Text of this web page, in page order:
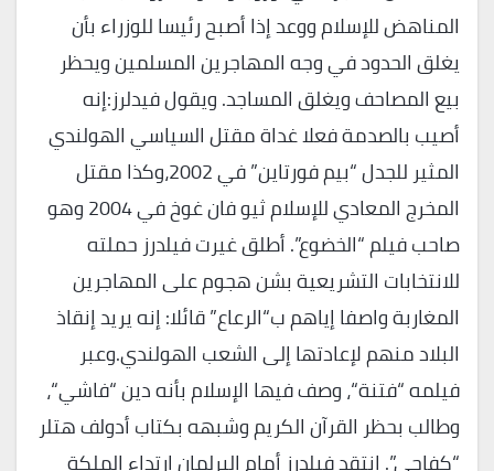
المناهض للإسلام ووعد إذا أصبح رئيسا للوزراء بأن
يغلق الحدود في وجه المهاجرين المسلمين ويحظر
بيع المصاحف ويغلق المساجد. ويقول فيدلرز:إنه
أصيب بالصدمة فعلا غداة مقتل السياسي الهولندي
المثير للجدل “بيم فورتاين” في 2002،وكذا مقتل
المخرج المعادي للإسلام ثيو فان غوخ في 2004 وهو
صاحب فيلم “الخضوع”. أطلق غيرت فيلدرز حملته
للانتخابات التشريعية بشن هجوم على المهاجرين
المغاربة واصفا إياهم ب“الرعاع” قائلا: إنه يريد إنقاذ
البلاد منهم لإعادتها إلى الشعب الهولندي.وعبر
فيلمه “فتنة“، وصف فيها الإسلام بأنه دين “فاشي“،
وطالب بحظر القرآن الكريم وشبهه بكتاب أدولف هتلر
“كفاحي”. انتقد فيلدرز أمام البرلمان ارتداء الملكة